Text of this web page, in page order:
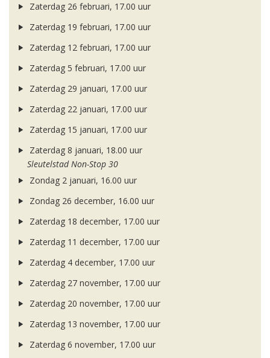
Zaterdag 26 februari, 17.00 uur
Zaterdag 19 februari, 17.00 uur
Zaterdag 12 februari, 17.00 uur
Zaterdag 5 februari, 17.00 uur
Zaterdag 29 januari, 17.00 uur
Zaterdag 22 januari, 17.00 uur
Zaterdag 15 januari, 17.00 uur
Zaterdag 8 januari, 18.00 uur
Sleutelstad Non-Stop 30
Zondag 2 januari, 16.00 uur
Zondag 26 december, 16.00 uur
Zaterdag 18 december, 17.00 uur
Zaterdag 11 december, 17.00 uur
Zaterdag 4 december, 17.00 uur
Zaterdag 27 november, 17.00 uur
Zaterdag 20 november, 17.00 uur
Zaterdag 13 november, 17.00 uur
Zaterdag 6 november, 17.00 uur